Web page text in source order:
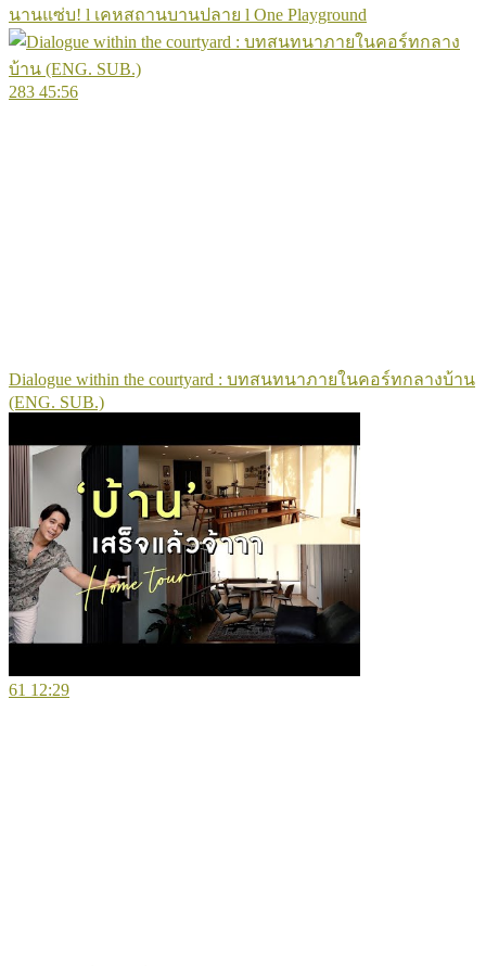
นานแซ่บ! l เคหสถานบานปลาย l One Playground
283 45:56
Dialogue within the courtyard : บทสนทนาภายในคอร์ทกลางบ้าน
(ENG. SUB.)
61 12:29